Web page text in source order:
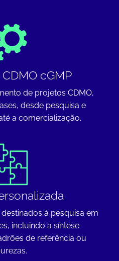
cGMP
de projetos CDMO,
desde pesquisa e
a comercialização.
à pesquisa em
incluindo a síntese
de referência ou